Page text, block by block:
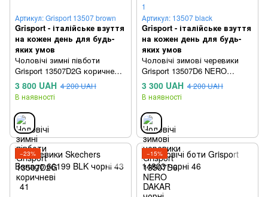
Артикул: Grisport 13507 brown
Grisport - італійське взуття
на кожен день для будь-
яких умов
Чоловічі зимні півботи
Grisport 13507D2G коричневі
44
3 800 UAH 4 200 UAH
В наявності
1
Артикул: 13507 black
Grisport - італійське взуття
на кожен день для будь-
яких умов
Чоловічі зимові черевики
Grisport 13507D6 NERO
DAKAR чорні 44
3 300 UAH 4 200 UAH
В наявності
−23% −15%